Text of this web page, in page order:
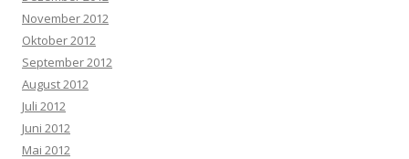
November 2012
Oktober 2012
September 2012
August 2012
Juli 2012
Juni 2012
Mai 2012